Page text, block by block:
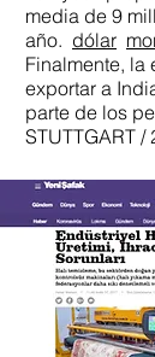
media de 9
año. dólar
Finalmente, la
exportar a
parte de los
STUTTGART /